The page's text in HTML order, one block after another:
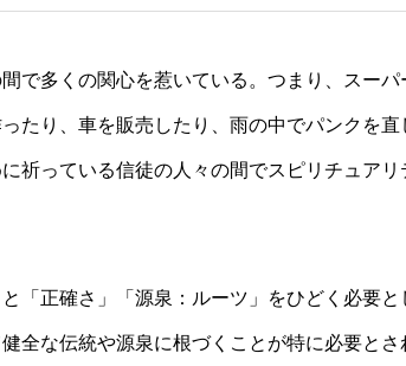
で多くの関心を惹いている。つまり、スー
たり、車を販売したり、雨の中でパンクを
祈っている信徒の人々の間でスピリチュア
「正確さ」「源泉：ルーツ」をひどく必要と
全な伝統や源泉に根づくことが特に必要と